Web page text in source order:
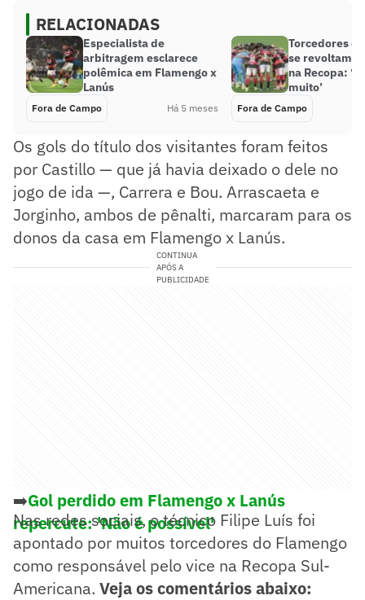
RELACIONADAS
Especialista de
arbitragem esclarece
polêmica em Flamengo x
Lanús
Fora de Campo Há 5 meses
Torcedores
se revoltam
na Recopa:
muito’
Fora de Campo
Os gols do título dos visitantes foram feitos
por Castillo — que já havia deixado o dele no
jogo de ida —, Carrera e Bou. Arrascaeta e
Jorginho, ambos de pênalti, marcaram para os
donos da casa em Flamengo x Lanús.
CONTINUA
APÓS A
PUBLICIDADE
➡️Gol perdido em Flamengo x Lanús
repercute: 'Não é possível'
Nas redes sociais, o técnico Filipe Luís foi
apontado por muitos torcedores do Flamengo
como responsável pelo vice na Recopa Sul-
Americana. Veja os comentários abaixo: